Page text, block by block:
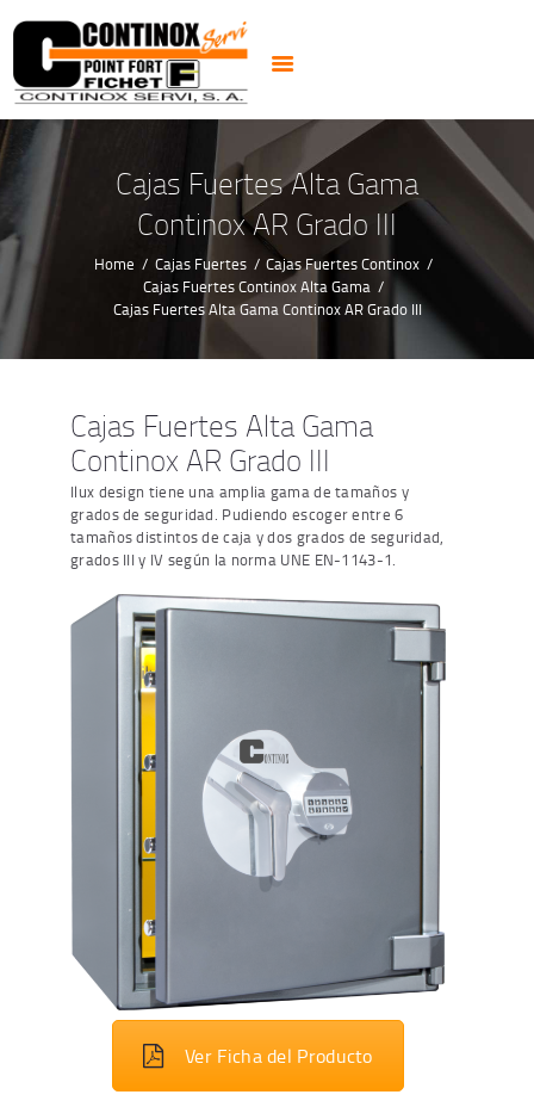
Cajas Fuertes Alta Gama
Continox AR Grado III
Home Cajas Fuertes
Cajas Fuertes Continox
Cajas Fuertes Continox Alta Gama
Cajas Fuertes Alta Gama Continox AR Grado III
PUERTAS
CERRADURAS
CAJAS FUERTES
CERRAJEROS 24H
ALARMAS CCTV
NOTICIAS
CONTACTO
Cajas Fuertes Alta Gama
Continox AR Grado III
Ilux design tiene una amplia gama de tamaños y
grados de seguridad. Pudiendo escoger entre 6
tamaños distintos de caja y dos grados de seguridad,
grados III y IV según la norma UNE EN-1143-1.
Ver Ficha del Producto